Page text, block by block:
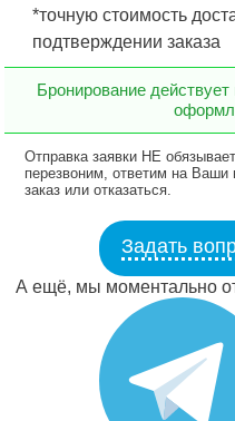
*точную стоимость
подтверждении заказа
Бронирование
Отправка заявки НЕ
перезвоним, ответим на
заказ или отказаться.
Задать
А ещё, мы моментально